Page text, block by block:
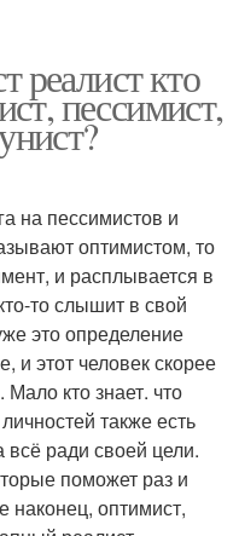
реалист кто
пессимист,
на пессимистов и
оптимистом, то
и расплывается в
то слышит в свой
это определение
и этот человек скорее
кто знает. что
также есть
ради своей цели.
поможет раз и
наконец, оптимист,